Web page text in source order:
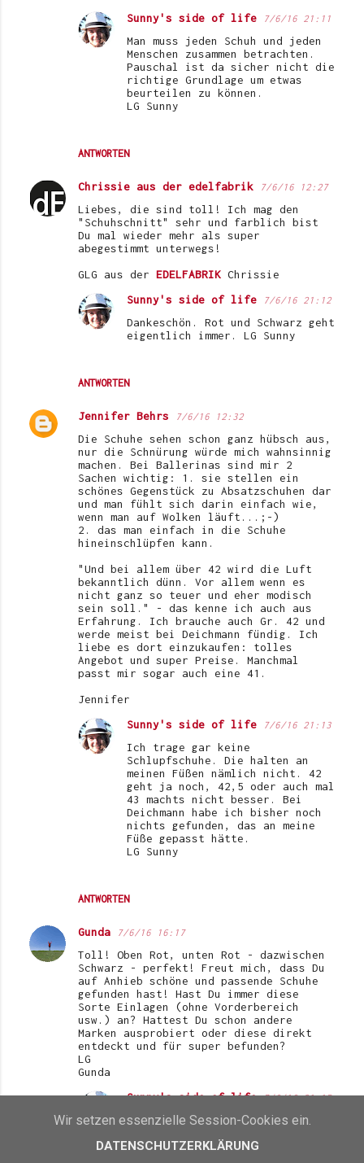
ANTWORTEN
Sunny's side of life 7/6/16 21:11
Man muss jeden Schuh und jeden
Menschen zusammen betrachten.
Pauschal ist da sicher nicht die
richtige Grundlage um etwas
beurteilen zu können.
LG Sunny
Chrissie aus der edelfabrik 7/6/16 12:27
Liebes, die sind toll! Ich mag den
"Schuhschnitt" sehr und farblich bist
Du mal wieder mehr als super
abegestimmt unterwegs!
GLG aus der EDELFABRIK Chrissie
ANTWORTEN
Sunny's side of life 7/6/16 21:12
Dankeschön. Rot und Schwarz geht
eigentlich immer. LG Sunny
Jennifer Behrs 7/6/16 12:32
Die Schuhe sehen schon ganz hübsch aus,
nur die Schnürung würde mich wahnsinnig
machen. Bei Ballerinas sind mir 2
Sachen wichtig: 1. sie stellen ein
schönes Gegenstück zu Absatzschuhen dar
und man fühlt sich darin einfach wie,
wenn man auf Wolken läuft...;-)
2. das man einfach in die Schuhe
hineinschlüpfen kann.
"Und bei allem über 42 wird die Luft
bekanntlich dünn. Vor allem wenn es
nicht ganz so teuer und eher modisch
sein soll." - das kenne ich auch aus
Erfahrung. Ich brauche auch Gr. 42 und
werde meist bei Deichmann fündig. Ich
liebe es dort einzukaufen: tolles
Angebot und super Preise. Manchmal
passt mir sogar auch eine 41.
Jennifer
ANTWORTEN
Sunny's side of life 7/6/16 21:13
Ich trage gar keine
Schlupfschuhe. Die halten an
meinen Füßen nämlich nicht. 42
geht ja noch, 42,5 oder auch mal
43 machts nicht besser. Bei
Deichmann habe ich bisher noch
nichts gefunden, das an meine
Füße gepasst hätte.
LG Sunny
Gunda 7/6/16 16:17
Toll! Oben Rot, unten Rot - dazwischen
Schwarz - perfekt! Freut mich, dass Du
auf Anhieb schöne und passende Schuhe
gefunden hast! Hast Du immer diese
Sorte Einlagen (ohne Vorderbereich
usw.) an? Hattest Du schon andere
Marken ausprobiert oder diese direkt
entdeckt und für super befunden?
LG
Gunda
Sunny's side of life
7/6/16 21:15
Jetzt muss ich lachen. Mein 2.
brauche die schon immer um meine
Wir setzen essenzielle Session-Cookies ein.
DATENSCHUTZERKLÄRUNG